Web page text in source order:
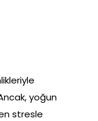
yoğun
stresle